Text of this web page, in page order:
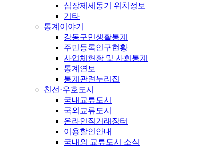
심장제세동기 위치정보
기타
통계이야기
강동구민생활통계
주민등록인구현황
사업체현황 및 사회통계
통계연보
통계관련누리집
친선·우호도시
국내교류도시
국외교류도시
온라인직거래장터
이용할인안내
국내외 교류도시 소식